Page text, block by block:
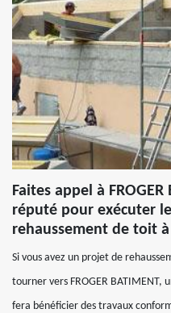
Faites appel à
réputé pour exécuter
rehaussement de toit
Si vous avez un projet de
tourner vers FROGER BATIMENT,
fera bénéficier des travaux